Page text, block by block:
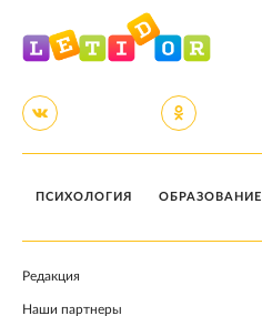
ПСИХОЛОГИЯ ОБРАЗОВАНИЕ
Редакция
Наши партнеры